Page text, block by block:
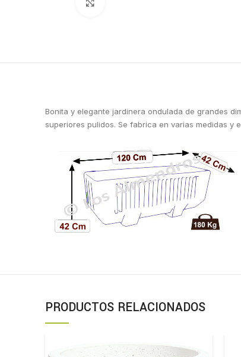
Bonita y elegante jardinera ondulada de grandes
superiores pulidos. Se fabrica en varias medidas y
PRODUCTOS RELACIONADOS